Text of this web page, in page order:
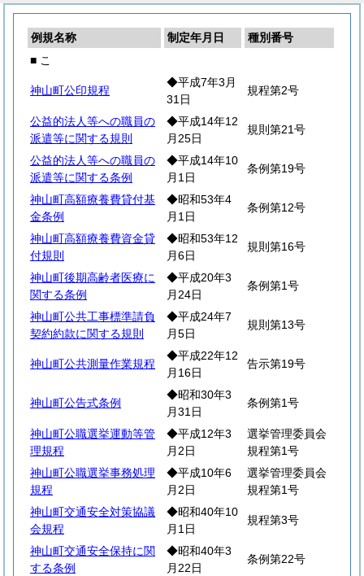
例規名称 制定年月日
種別番号
■ こ
神山町公印規程
◆平成7年3月
31日
規程第2号
公益的法人等への職員の
派遣等に関する規則
◆平成14年12
月25日
規則第21号
公益的法人等への職員の
派遣等に関する条例
◆平成14年10
月1日
条例第19号
神山町高額療養費貸付基
金条例
◆昭和53年4
月1日
条例第12号
神山町高額療養費資金貸
付規則
◆昭和53年12
月6日
規則第16号
神山町後期高齢者医療に
関する条例
◆平成20年3
月24日
条例第1号
神山町公共工事標準請負
契約約款に関する規則
◆平成24年7
月5日
規則第13号
神山町公共測量作業規程
◆平成22年12
月16日
告示第19号
神山町公告式条例
◆昭和30年3
月31日
条例第1号
神山町公職選挙運動等管
理規程
◆平成12年3
月2日
選挙管理委員会
規程第1号
神山町公職選挙事務処理
規程
◆平成10年6
月2日
選挙管理委員会
規程第1号
神山町交通安全対策協議
会規程
◆昭和40年10
月1日
規程第3号
神山町交通安全保持に関
する条例
◆昭和40年3
月22日
条例第22号